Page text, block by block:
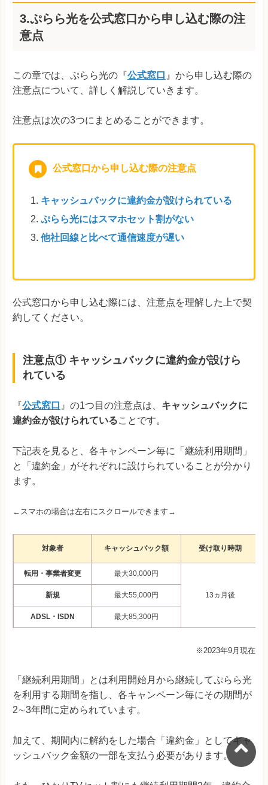
3.ぷらら光を公式窓口から申し込む際の注
意点
この章では、ぷらら光の『公式窓口 』から申し込む際の
注意点について、詳しく解説していきます。
注意点は次の3つにまとめることができます。
公式窓口から申し込む際の注意点
キャッシュバックに違約金が設けられている
ぷらら光にはスマホセット割がない
他社回線と比べて通信速度が遅い
公式窓口から申し込む際には、注意点を理解した上で契
約してください。
注意点① キャッシュバックに違約金が設けら
れている
『公式窓口 』の1つ目の注意点は、 キャッシュバックに
違約金が設けられていることです。
下記表を見ると、各キャンペーン毎に「継続利用期間」
と「違約金」がそれぞれに設けられていることが分かり
ます。
←スマホの場合は左右にスクロールできます→
対象者 キャッシュバック額 受け取り時期
転用・事業者変更 最大30,000円
13ヵ月後
新規 最大55,000円
ADSL・ISDN 最大85,300円
※2023年9月現在
「継続利用期間」とは利用開始月から継続してぷらら光
を利用する期間を指し、各キャンペーン毎にその期間が
2∼3年間に定められています。
加えて、期間内に解約をした場合「違約金」としてキャ
ッシュバック金額の一部を支払う必要があります。